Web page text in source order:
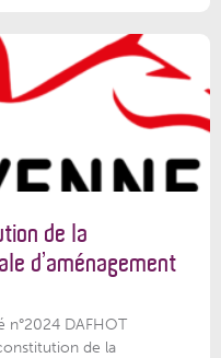
de la
d’aménagement
n°2024 DAFHOT
de la